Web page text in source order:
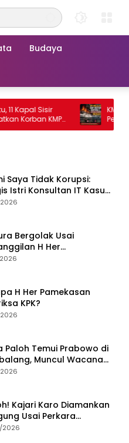
Budaya
Sisir
KMP
KMP
Saya Tidak Korupsi:
Istri Konsultan IT Kasus
Dituntut 22,5 Tahun
Bergolak Usai
H Her
Faizal Assegaf
H Her Pamekasan
KPK?
Paloh Temui Prabowo di
Muncul Wacana
NasDem dan
Kajari Karo Diamankan
Usai Perkara
Divonis Bebas